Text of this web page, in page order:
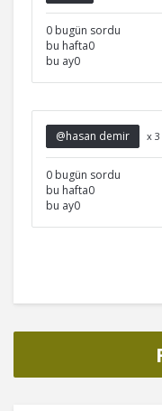
0 bugün sordu
bu hafta0
bu ay0
@hasan demir x 3
0 bugün sordu
bu hafta0
bu ay0